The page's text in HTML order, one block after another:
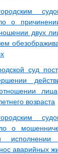
о
двух
суд
возраста
о
аварийных